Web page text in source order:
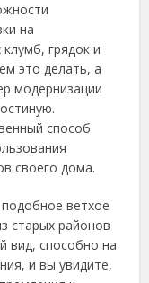
на
грядок и
это делать, а
модернизации
способ
своего дома.
ветхое
старых районов
вид, способно на
и вы увидите,